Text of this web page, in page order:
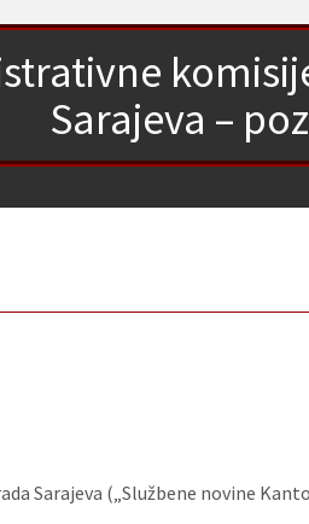
Sarajeva –
Sarajeva („Službene novine